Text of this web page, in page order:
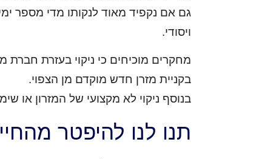
גם אם נקפיד מאוד לנקותו מדי מספר
ויסודי.
מחקרים מוכיחים כי ניקוי בעזרת חברת
בקניית מזרן חדש מוקדם מן הצפוי.
בנוסף ניקוי לא מקצועי של המזרון או
תנו לנו להיפטר